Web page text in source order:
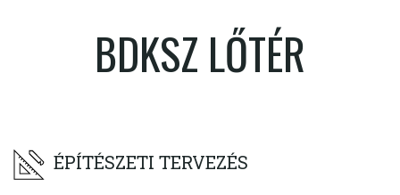
BDKSZ LŐTÉR
ÉPÍTÉSZETI TERVEZÉS